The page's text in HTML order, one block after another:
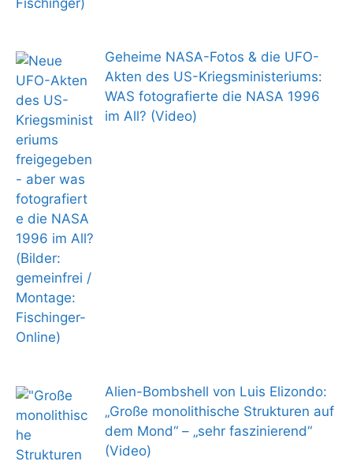
Geheime NASA-Fotos & die UFO-
Akten des US-Kriegsministeriums:
WAS fotografierte die NASA 1996
im All? (Video)
Alien-Bombshell von Luis Elizondo:
„Große monolithische Strukturen auf
dem Mond“ – „sehr faszinierend“
(Video)